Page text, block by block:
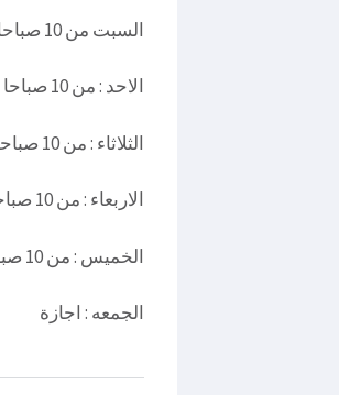
السبت من 10 صباحا حتى 6 مساء
الاحد : من 10 صباحا حتى 6 مساء
الثلاثاء : من 10 صباحا حتى 6 مساء
الاربعاء : من 10 صباحا حتى 6 مساء
الخميس : من 10 صباحا حتى 6 مساء
الجمعه : اجازة